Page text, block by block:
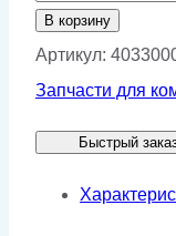
товара
Винтовой
компрессор
71-
В корзину
Артикул:
Запчасти для
Быстрый